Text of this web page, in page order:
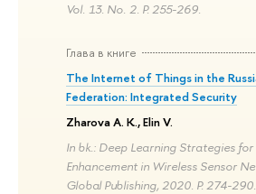
Vol. 13. No. 2. P. 255-269.
Глава в книге
The Internet of Things in the
Federation: Integrated Security
Zharova A. K., Elin V.
In bk.: Deep Learning Strategies
Enhancement in Wireless Sensor
Global Publishing, 2020. P. 274-290.